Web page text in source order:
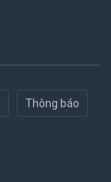
Thông báo